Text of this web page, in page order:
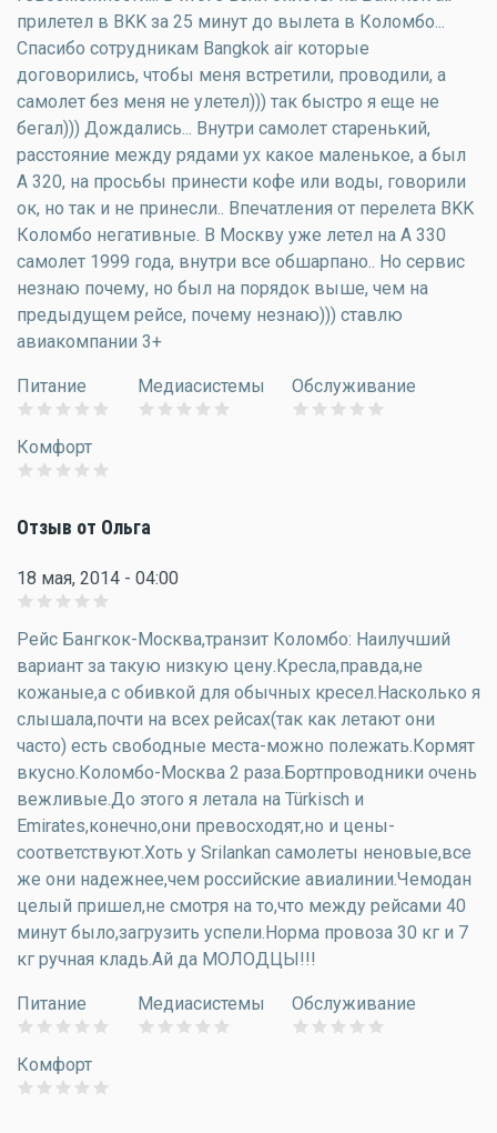
прилетел в BKK за 25 минут до вылета в Коломбо...
Спасибо сотрудникам Bangkok air которые
договорились, чтобы меня встретили, проводили, а
самолет без меня не улетел))) так быстро я еще не
бегал))) Дождались... Внутри самолет старенький,
расстояние между рядами ух какое маленькое, а был
А 320, на просьбы принести кофе или воды, говорили
ок, но так и не принесли.. Впечатления от перелета BKK
Коломбо негативные. В Москву уже летел на А 330
самолет 1999 года, внутри все обшарпано.. Но сервис
незнаю почему, но был на порядок выше, чем на
предыдущем рейсе, почему незнаю))) ставлю
авиакомпании 3+
Питание Медиасистемы Обслуживание
Комфорт
Отзыв от Ольга
18 мая, 2014 - 04:00
Рейс Бангкок-Москва,транзит Коломбо: Наилучший
вариант за такую низкую цену.Кресла,правда,не
кожаные,а с обивкой для обычных кресел.Насколько я
слышала,почти на всех рейсах(так как летают они
часто) есть свободные места-можно полежать.Кормят
вкусно.Коломбо-Москва 2 раза.Бортпроводники очень
вежливые.До этого я летала на Türkisch и
Emirates,конечно,они превосходят,но и цены-
соответствуют.Хоть у Srilankan самолеты неновые,все
же они надежнее,чем российские авиалинии.Чемодан
целый пришел,не смотря на то,что между рейсами 40
минут было,загрузить успели.Норма провоза 30 кг и 7
кг ручная кладь.Ай да МОЛОДЦЫ!!!
Питание Медиасистемы Обслуживание
Комфорт